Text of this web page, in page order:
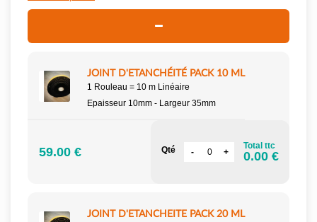
JOINT D'ETANCHÉITÉ PACK 10 ML
1 Rouleau = 10 m Linéaire
Epaisseur 10mm - Largeur 35mm
59.00 € Qté Total ttc
0.00 €
JOINT D'ETANCHEITE PACK 20 ML